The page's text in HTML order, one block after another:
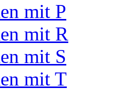
mit P
mit R
mit S
mit T